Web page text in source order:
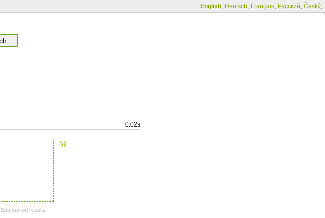
English, Deutsch, Français, Русский, Český,
0.02s
Sponsored results